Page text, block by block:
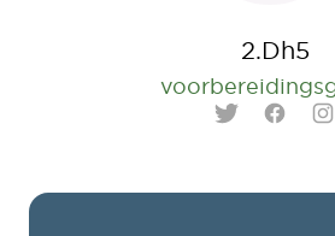
2.Dh5
Twitter